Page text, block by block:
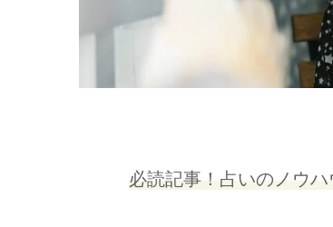
必読記事！占いのノウ